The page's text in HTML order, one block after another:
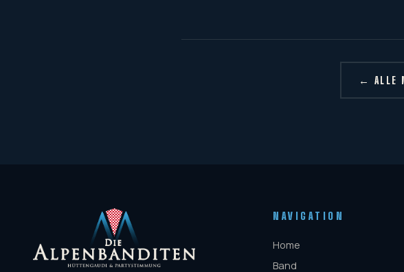
← ALLE
NAVIGATION
Home
Band